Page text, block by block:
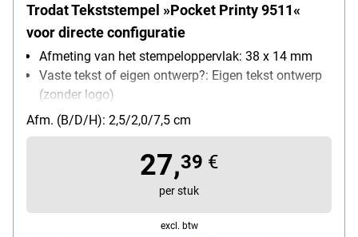
Trodat Tekststempel »Pocket Printy 9511«
voor directe configuratie
Afmeting van het stempeloppervlak: 38 x 14 mm
Vaste tekst of eigen ontwerp?: Eigen tekst ontwerp
(zonder logo)
zelfinktend: Ja
Bijzonderheden: Schuifmechanisme, zeer
ruimtebesparend, ideaal voor op reis
Afm. (B/D/H): 2,5/2,0/7,5 cm
27,39 €
per stuk
excl. btw